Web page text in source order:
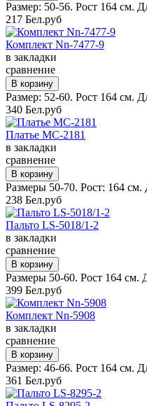
Размер: 50-56. Рост 164 см.
217 Бел.руб
Комплект Nn-7477-9
в закладки
сравнение
Размер: 52-60. Рост 164 см.
340 Бел.руб
Платье MC-2181
в закладки
сравнение
Размеры 50-70. Рост: 164
238 Бел.руб
Пальто LS-5018/1-2
в закладки
сравнение
Размеры 50-60. Рост 164 см.
399 Бел.руб
Комплект Nn-5908
в закладки
сравнение
Размер: 46-66. Рост 164 см.
361 Бел.руб